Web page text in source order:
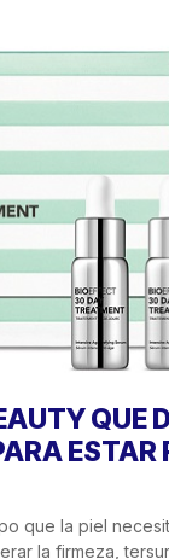
QUE
ESTAR
que la piel
la firmeza,